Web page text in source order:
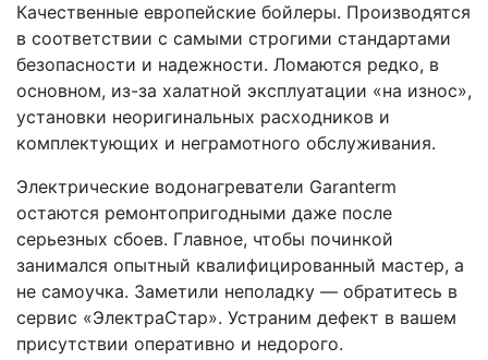
Качественные европейские бойлеры. Производятся
в соответствии с самыми строгими стандартами
безопасности и надежности. Ломаются редко, в
основном, из-за халатной эксплуатации «на износ»,
установки неоригинальных расходников и
комплектующих и неграмотного обслуживания.
Электрические водонагреватели Garanterm
остаются ремонтопригодными даже после
серьезных сбоев. Главное, чтобы починкой
занимался опытный квалифицированный мастер, а
не самоучка. Заметили неполадку — обратитесь в
сервис «ЭлектраСтар». Устраним дефект в вашем
присутствии оперативно и недорого.